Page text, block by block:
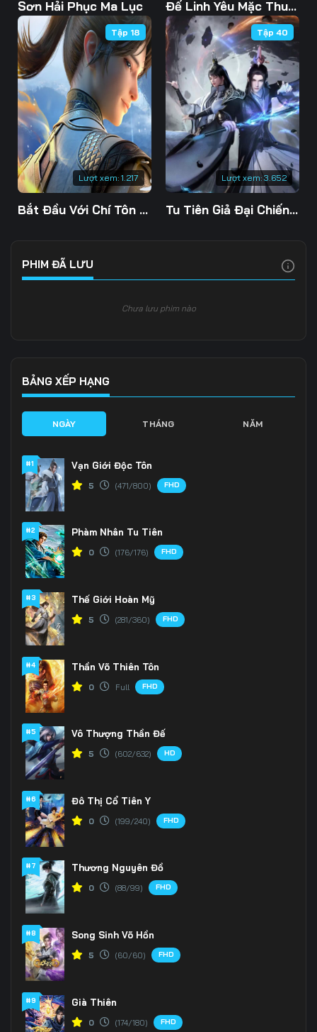
Tập 103 Tập 104 Tập 105
Tập 106 Tập 107 Tập 108
Tập 109 Tập 110 Tập 111
Tập 112 Tập 113 Tập 114
Tập 115 Tập 116 Tập 117
Tập 118 Tập 119 Tập 120
Tập 121 Tập 122 Tập 123
Tập 134
Tập 139
Tập 142
Tập 148 Tập 149
Tập 151
Sơn Hải Phục Ma Lục Đế Linh Yêu Mặc Thuỷ Linh Lung
Lượt xem: 1.217
Tập 18
Bắt Đầu Với Chí Tôn Đan Điền
Lượt xem: 3.652
Tập 40
Tu Tiên Giả Đại Chiến Siêu Năng Lực 3D
PHIM ĐÃ LƯU
Chưa lưu phim nào
BẢNG XẾP HẠNG
NGÀY THÁNG NĂM
#1 Vạn Giới Độc Tôn
5 (471/800) FHD
#2 Phàm Nhân Tu Tiên
0 (176/176) FHD
#3 Thế Giới Hoàn Mỹ
5 (281/360) FHD
#4 Thần Võ Thiên Tôn
0 Full FHD
#5 Vô Thượng Thần Đế
5 (602/632) HD
#6 Đô Thị Cổ Tiên Y
0 (199/240) FHD
#7 Thương Nguyên Đồ
0 (88/99) FHD
#8 Song Sinh Võ Hồn
5 (60/60) FHD
#9 Già Thiên
0 (174/180) FHD